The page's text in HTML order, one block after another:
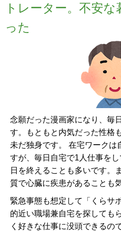
トレーター。不安
った
念願だった漫画家になり、毎
す。もともと内気だった性格
未だ独身です。 在宅ワークは
すが、毎日自宅で1人仕事を
日を終えることも多いです。
質で⼼臓に疾患があることも
緊急事態も想定して「くらサ
的近い職場兼⾃宅を探しても
く好きな仕事に没頭できるの